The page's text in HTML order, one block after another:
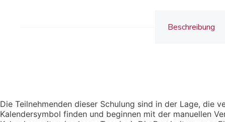
Beschreibung
Die Teilnehmenden dieser Schulung sind in der Lage, die
Kalendersymbol finden und beginnen mit der manuellen